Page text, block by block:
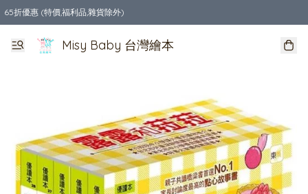
65折優惠 (特價,福利品,雜貨除外)
全店購物滿$550，免運費
Misy Baby 台灣繪本